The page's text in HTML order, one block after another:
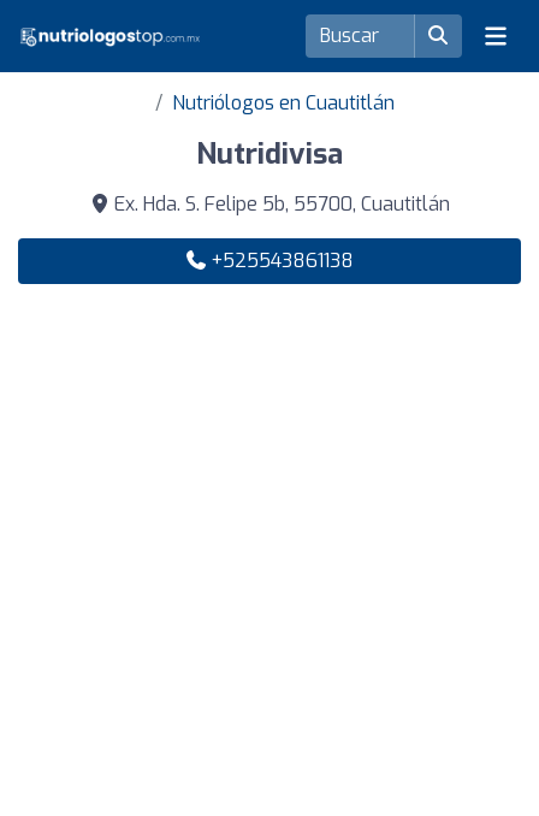
Nutriólogos en Cuautitlán
Nutridivisa
Ex. Hda. S. Felipe 5b, 55700, Cuautitlán
+525543861138